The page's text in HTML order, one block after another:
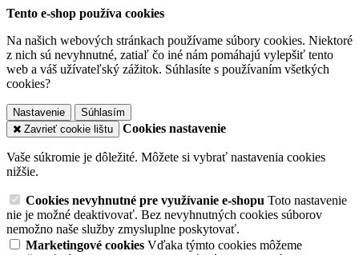
Tento e-shop používa cookies
Na našich webových stránkach používame súbory cookies. Niektoré
z nich sú nevyhnutné, zatiaľ čo iné nám pomáhajú vylepšiť tento
web a váš užívateľský zážitok. Súhlasíte s používaním všetkých
cookies?
Nastavenie
Súhlasím
Zavrieť cookie lištu
Cookies nastavenie
Vaše súkromie je dôležité. Môžete si vybrať nastavenia cookies
nižšie.
Cookies nevyhnutné pre využívanie e-shopu Toto nastavenie
nie je možné deaktivovať. Bez nevyhnutných cookies súborov
nemožno naše služby zmysluplne poskytovať.
Marketingové cookies Vďaka týmto cookies môžeme